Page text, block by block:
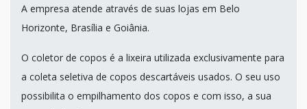
A empresa atende através de suas lojas em Belo
Horizonte, Brasília e Goiânia.
O coletor de copos é a lixeira utilizada exclusivamente para
a coleta seletiva de copos descartáveis usados. O seu uso
possibilita o empilhamento dos copos e com isso, a sua